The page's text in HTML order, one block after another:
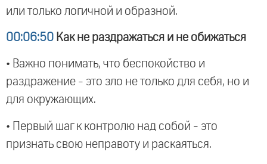
или только логичной и образной.
00:06:50 Как не раздражаться и не обижаться
• Важно понимать, что беспокойство и
раздражение - это зло не только для себя, но и
для окружающих.
• Первый шаг к контролю над собой - это
признать свою неправоту и раскаяться.